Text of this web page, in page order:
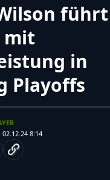
führt
mit
in
Playoffs
02.12.24 8:14